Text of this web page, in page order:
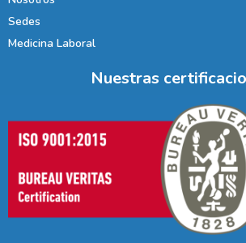
Sedes
Medicina Laboral
Nuestras